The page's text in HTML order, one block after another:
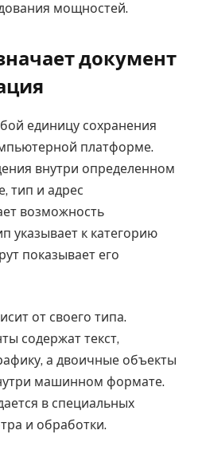
мощностей.
документ
единицу сохранения
платформе.
внутри определенном
тип и адрес
возможность
указывает к категорию
показывает его
от своего типа.
содержат текст,
а двоичные объекты
машинном формате.
в специальных
и обработки.